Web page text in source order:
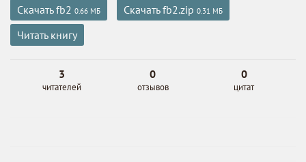
Скачать fb2 0.66 МБ Скачать fb2.zip 0.31 МБ
Читать книгу
3
читателей
0
отзывов
0
цитат